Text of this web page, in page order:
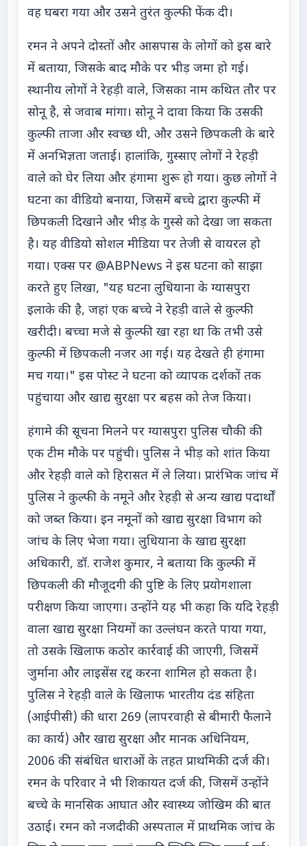
वह घबरा गया और उसने तुरंत कुल्फी फेंक दी।
रमन ने अपने दोस्तों और आसपास के लोगों को इस बारे
में बताया, जिसके बाद मौके पर भीड़ जमा हो गई।
स्थानीय लोगों ने रेहड़ी वाले, जिसका नाम कथित तौर पर
सोनू है, से जवाब मांगा। सोनू ने दावा किया कि उसकी
कुल्फी ताजा और स्वच्छ थी, और उसने छिपकली के बारे
में अनभिज्ञता जताई। हालांकि, गुस्साए लोगों ने रेहड़ी
वाले को घेर लिया और हंगामा शुरू हो गया। कुछ लोगों ने
घटना का वीडियो बनाया, जिसमें बच्चे द्वारा कुल्फी में
छिपकली दिखाने और भीड़ के गुस्से को देखा जा सकता
है। यह वीडियो सोशल मीडिया पर तेजी से वायरल हो
गया। एक्स पर @ABPNews ने इस घटना को साझा
करते हुए लिखा, "यह घटना लुधियाना के ग्यासपुरा
इलाके की है, जहां एक बच्चे ने रेहड़ी वाले से कुल्फी
खरीदी। बच्चा मजे से कुल्फी खा रहा था कि तभी उसे
कुल्फी में छिपकली नजर आ गई। यह देखते ही हंगामा
मच गया।" इस पोस्ट ने घटना को व्यापक दर्शकों तक
पहुंचाया और खाद्य सुरक्षा पर बहस को तेज किया।
हंगामे की सूचना मिलने पर ग्यासपुरा पुलिस चौकी की
एक टीम मौके पर पहुंची। पुलिस ने भीड़ को शांत किया
और रेहड़ी वाले को हिरासत में ले लिया। प्रारंभिक जांच में
पुलिस ने कुल्फी के नमूने और रेहड़ी से अन्य खाद्य पदार्थों
को जब्त किया। इन नमूनों को खाद्य सुरक्षा विभाग को
जांच के लिए भेजा गया। लुधियाना के खाद्य सुरक्षा
अधिकारी, डॉ. राजेश कुमार, ने बताया कि कुल्फी में
छिपकली की मौजूदगी की पुष्टि के लिए प्रयोगशाला
परीक्षण किया जाएगा। उन्होंने यह भी कहा कि यदि रेहड़ी
वाला खाद्य सुरक्षा नियमों का उल्लंघन करते पाया गया,
तो उसके खिलाफ कठोर कार्रवाई की जाएगी, जिसमें
जुर्माना और लाइसेंस रद्द करना शामिल हो सकता है।
पुलिस ने रेहड़ी वाले के खिलाफ भारतीय दंड संहिता
(आईपीसी) की धारा 269 (लापरवाही से बीमारी फैलाने
का कार्य) और खाद्य सुरक्षा और मानक अधिनियम,
2006 की संबंधित धाराओं के तहत प्राथमिकी दर्ज की।
रमन के परिवार ने भी शिकायत दर्ज की, जिसमें उन्होंने
बच्चे के मानसिक आघात और स्वास्थ्य जोखिम की बात
उठाई। रमन को नजदीकी अस्पताल में प्राथमिक जांच के